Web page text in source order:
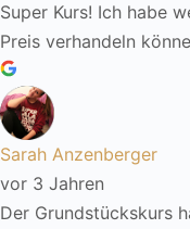
Super Kurs! Ich habe
Preis verhandeln
Sarah Anzenberger
vor 3 Jahren
Der Grundstückskurs